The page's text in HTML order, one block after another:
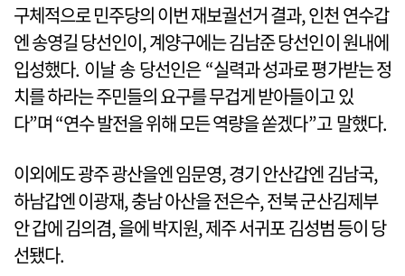
구체적으로 민주당의 이번 재보궐선거 결과, 인천 연수갑
엔 송영길 당선인이, 계양구에는 김남준 당선인이 원내에
입성했다. 이날 송 당선인은 “실력과 성과로 평가받는 정
치를 하라는 주민들의 요구를 무겁게 받아들이고 있
다”며 “연수 발전을 위해 모든 역량을 쏟겠다”고 말했다.
이외에도 광주 광산을엔 임문영, 경기 안산갑엔 김남국,
하남갑엔 이광재, 충남 아산을 전은수, 전북 군산김제부
안 갑에 김의겸, 을에 박지원, 제주 서귀포 김성범 등이 당
선됐다.